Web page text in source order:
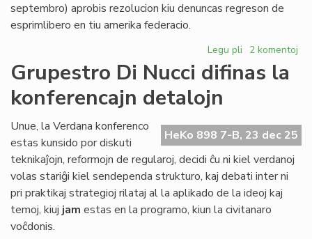
septembro) aprobis rezolucion kiu denuncas regreson de
esprimlibero en tiu amerika federacio.
Legu pli pri
la
jaro
ĉe
la
Atlantiko
2 komentoj
Grupestro Di Nucci difinas la
konferencajn detalojn
HeKo 898 7-B, 23 dec 25
Unue, la Verdana konferenco
estas kunsido por diskuti
teknikaĵojn, reformojn de regularoj, decidi ĉu ni kiel verdanoj
volas stariĝi kiel sendependa strukturo, kaj debati inter ni
pri praktikaj strategioj rilataj al la aplikado de la ideoj kaj
temoj, kiuj jam estas en la programo, kiun la civitanaro
voĉdonis.